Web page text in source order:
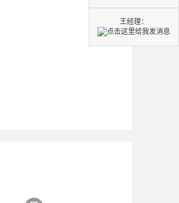
王经理：